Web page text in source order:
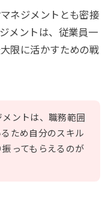
ネジメントとも密接
メントは、従業員一
限に活かすための戦
ントは、職務範囲
ため自分のスキル
ってもらえるのが